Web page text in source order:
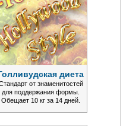
диета
от знаменитостей
для поддержания формы.
Обещает 10 кг за 14 дней.